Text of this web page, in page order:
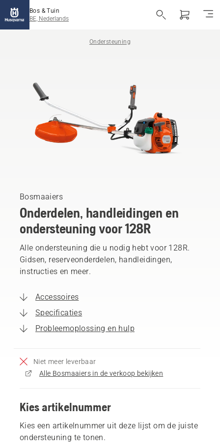
Bos & Tuin
BE, Nederlands
Ondersteuning
Bosmaaiers
Onderdelen, handleidingen en
ondersteuning voor 128R
Alle ondersteuning die u nodig hebt voor 128R.
Gidsen, reserveonderdelen, handleidingen,
instructies en meer.
Accessoires
Specificaties
Probleemoplossing en hulp
Niet meer leverbaar
Alle Bosmaaiers in de verkoop bekijken
Kies artikelnummer
Kies een artikelnummer uit deze lijst om de juiste
ondersteuning te tonen.